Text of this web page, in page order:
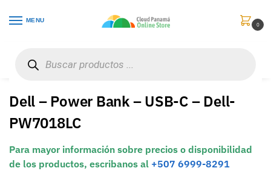
MENU
0
Dell – Power Bank – USB-C – Dell-
PW7018LC
Para mayor información sobre precios o disponibilidad
de los productos, escribanos al +507 6999-8291